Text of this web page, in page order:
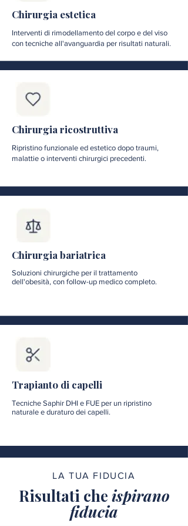
Chirurgia estetica
Interventi di rimodellamento del corpo e del viso
con tecniche all'avanguardia per risultati naturali.
Chirurgia ricostruttiva
Ripristino funzionale ed estetico dopo traumi,
malattie o interventi chirurgici precedenti.
Chirurgia bariatrica
Soluzioni chirurgiche per il trattamento
dell'obesità, con follow-up medico completo.
Trapianto di capelli
Tecniche Saphir DHI e FUE per un ripristino
naturale e duraturo dei capelli.
LA TUA FIDUCIA
Risultati che ispirano
fiducia